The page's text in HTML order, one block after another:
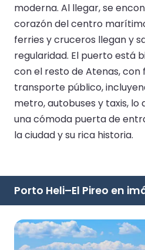
moderna. Al llegar, se
corazón del centro
ferries y cruceros llegan y
regularidad. El puerto está
con el resto de Atenas, con
transporte público,
metro, autobuses y taxis, lo
una cómoda puerta de
la ciudad y su rica historia.
Porto Heli–El Pireo en